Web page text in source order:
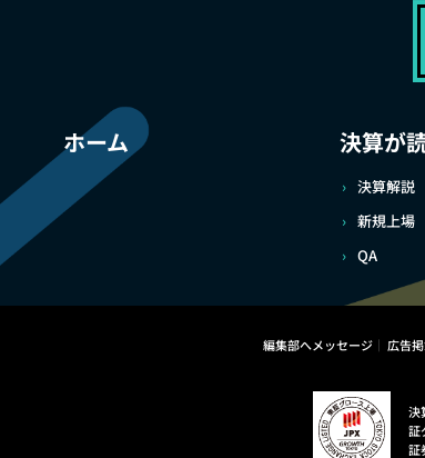
ホーム 決算が
決算解説
新規上場
QA
編集部へメッセージ 広告
決
証
証